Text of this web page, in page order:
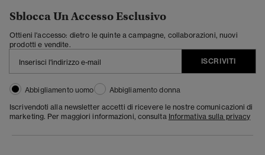
Sblocca Un Accesso Esclusivo
Ottieni l'accesso: dietro le quinte a campagne, collaborazioni, nuovi
prodotti e vendite.
ISCRIVITI
Abbigliamento uomo
Abbigliamento donna
Iscrivendoti alla newsletter accetti di ricevere le nostre comunicazioni di
marketing. Per maggiori informazioni, consulta Informativa sulla privacy